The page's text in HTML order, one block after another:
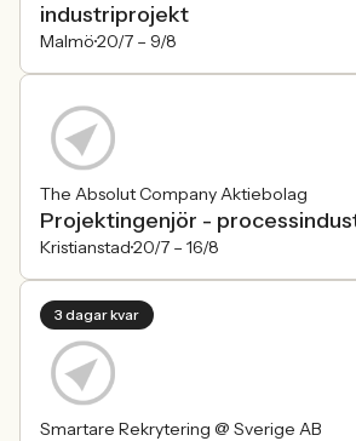
industriprojekt
Malmö20/7 – 9/8
The Absolut Company Aktiebolag
Projektingenjör -
Kristianstad20/7 – 16/8
3 dagar kvar
Smartare Rekrytering @ Sverige AB